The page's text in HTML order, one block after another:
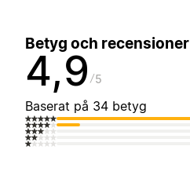
Betyg och recensioner
4,9 5
Baserat på 34 betyg